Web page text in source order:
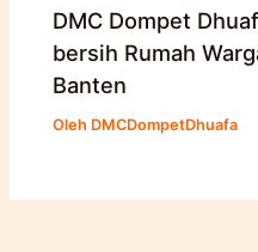
DMC Dompet
bersih Rumah
Banten
Oleh DMCDompetDhuafa